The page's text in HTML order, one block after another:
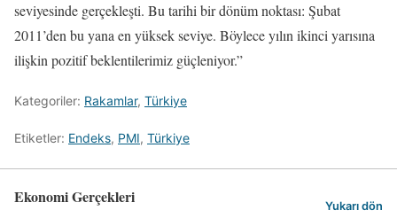
seviyesinde gerçekleşti. Bu tarihi bir dönüm noktası: Şubat
2011’den bu yana en yüksek seviye. Böylece yılın ikinci yarısına
ilişkin pozitif beklentilerimiz güçleniyor.”
Kategoriler: Rakamlar, Türkiye
Etiketler: Endeks, PMI, Türkiye
Ekonomi Gerçekleri Yukarı dön